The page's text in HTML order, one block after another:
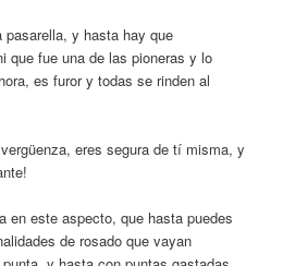
y hasta hay que
que fue una de las pioneras y lo
es furor y todas se rinden al
eres segura de tí misma, y
en este aspecto, que hasta puedes
de rosado que vayan